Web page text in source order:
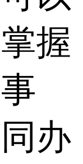
握
办